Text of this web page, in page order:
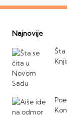
Najnovije
Šta